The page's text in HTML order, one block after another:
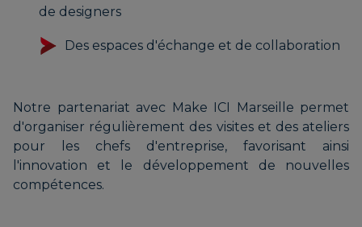
de designers
Des espaces d'échange et de collaboration
Notre partenariat avec Make ICI Marseille permet
d'organiser régulièrement des visites et des ateliers
pour les chefs d'entreprise, favorisant ainsi
l'innovation et le développement de nouvelles
compétences.